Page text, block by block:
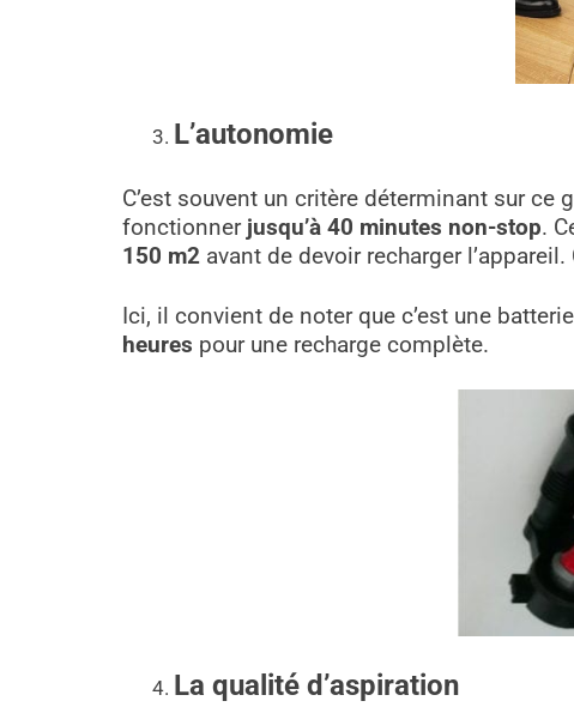
L’autonomie
C’est souvent un critère déterminant sur ce
fonctionner jusqu’à 40 minutes non-stop.
150 m2 avant de devoir recharger
Ici, il convient de noter que c’est une
heures pour une recharge complète.
La qualité d’aspiration